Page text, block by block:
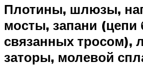
Плотины, шлюзы,
мосты, запани (цепи
связанных тросом),
заторы, молевой